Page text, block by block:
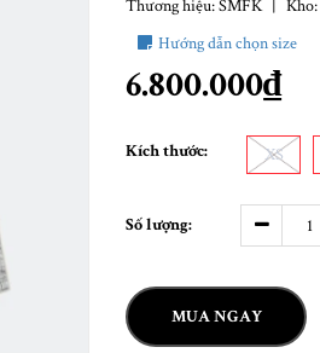
Thương hiệu:SMFK | Kho:
Hướng dẫn chọn size
6.800.000₫
Kích thước: XS
Số lượng:
MUA NGAY